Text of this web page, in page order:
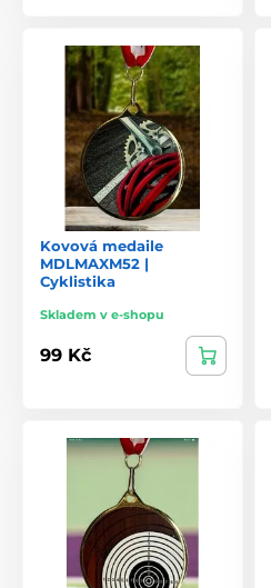
Kovová medaile
MDLMAXM52 |
Cyklistika
Skladem v e-shopu
99 Kč